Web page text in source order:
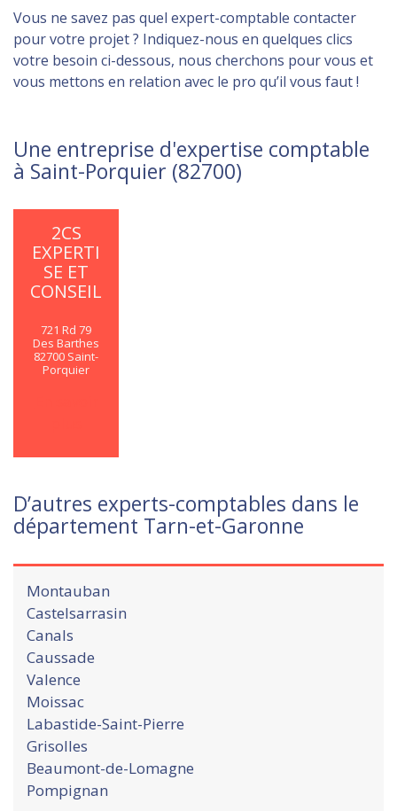
Vous ne savez pas quel expert-comptable contacter
pour votre projet ? Indiquez-nous en quelques clics
votre besoin ci-dessous, nous cherchons pour vous et
vous mettons en relation avec le pro qu’il vous faut !
Une entreprise d'expertise comptable
à Saint-Porquier (82700)
2CS
EXPERTI
SE ET
CONSEIL
721 Rd 79
Des Barthes
82700 Saint-
Porquier
D’autres experts-comptables dans le
département Tarn-et-Garonne
Montauban
Castelsarrasin
Canals
Caussade
Valence
Moissac
Labastide-Saint-Pierre
Grisolles
Beaumont-de-Lomagne
Pompignan